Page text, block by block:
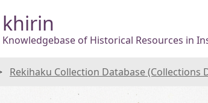
khirin
Knowledgebase of Historical Resources in
Rekihaku Collection Database